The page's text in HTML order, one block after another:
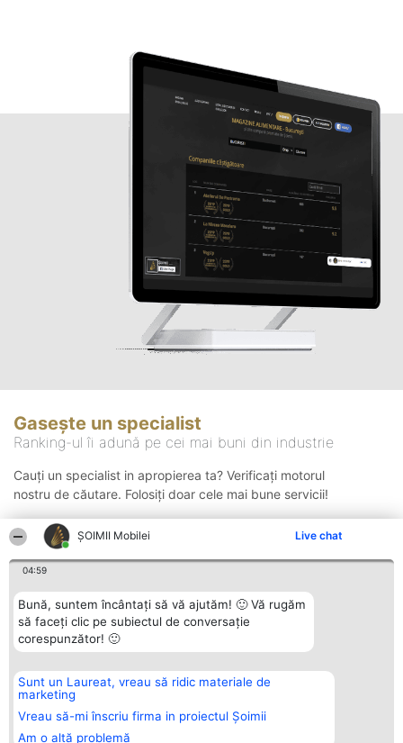
ȘOIMII Mobilei Live chat
04:59
Bună, suntem încântați să vă ajutăm! 🙂 Vă rugăm
să faceți clic pe subiectul de conversație
corespunzător! 🙂
Sunt un Laureat, vreau să ridic materiale de
marketing
Vreau să-mi înscriu firma in proiectul Șoimii
Am o altă problemă
Gasește un specialist
Ranking-ul îi adună pe cei mai buni din industrie
Cauți un specialist in apropierea ta? Verificați motorul
nostru de căutare. Folosiți doar cele mai bune servicii!
Organizator Ranking
BRIGHT SOLUTIONS BR SRL
Aleea Timisul De Sus 2 Bl. A30
Sc. A Et. 4 Ap. 13 Cod 061952
București
Plebiscyt
Lista Tuturor
Laureaților
Contact